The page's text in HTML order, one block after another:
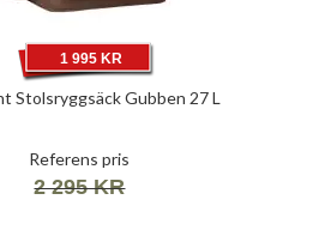
Stolsryggsäck Gubben 27 L
1 995 KR
Referens pris
2 295 KR